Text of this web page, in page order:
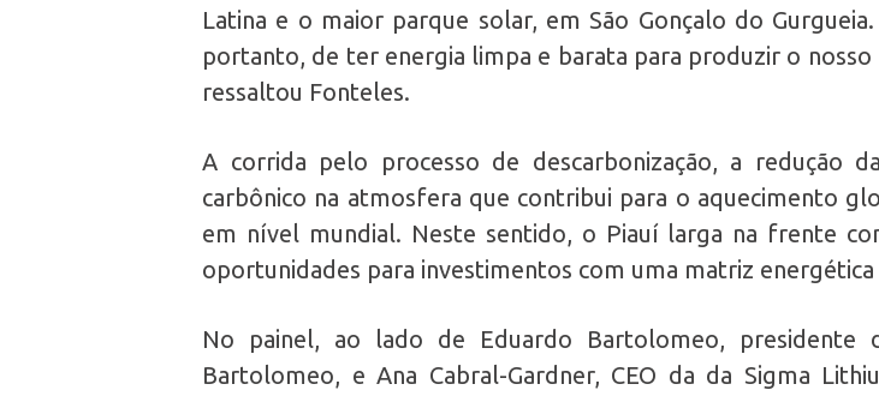
Latina e o maior parque solar, em São Gonçalo do
portanto, de ter energia limpa e barata para produzir o nosso
ressaltou Fonteles.
A corrida pelo processo de descarbonização, a redução
carbônico na atmosfera que contribui para o aquecimento
em nível mundial. Neste sentido, o Piauí larga na frente
oportunidades para investimentos com uma matriz
No painel, ao lado de Eduardo Bartolomeo, presidente
Bartolomeo, e Ana Cabral-Gardner, CEO da da Sigma